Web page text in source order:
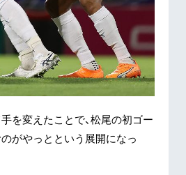
を変えたことで、松尾の初ゴー
がやっとという展開になっ